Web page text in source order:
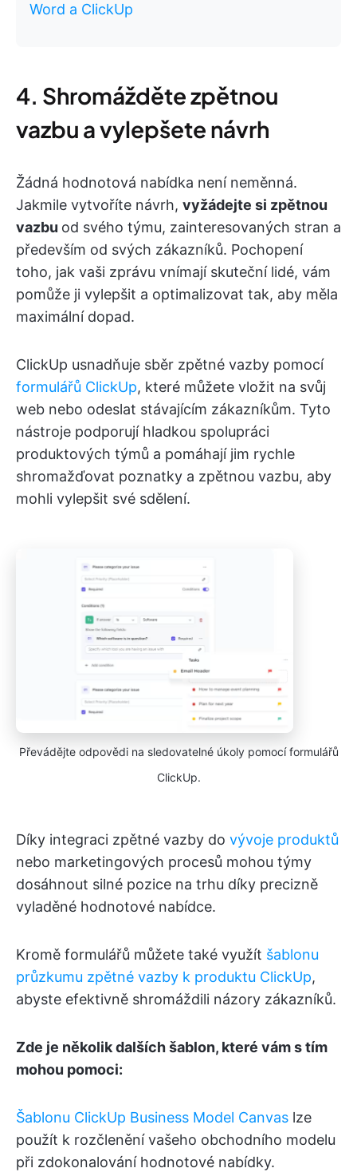
Word a ClickUp
4. Shromážděte zpětnou
vazbu a vylepšete návrh
Žádná hodnotová nabídka není neměnná.
Jakmile vytvoříte návrh, vyžádejte si zpětnou
vazbu od svého týmu, zainteresovaných stran a
především od svých zákazníků. Pochopení
toho, jak vaši zprávu vnímají skuteční lidé, vám
pomůže ji vylepšit a optimalizovat tak, aby měla
maximální dopad.
ClickUp usnadňuje sběr zpětné vazby pomocí
formulářů ClickUp, které můžete vložit na svůj
web nebo odeslat stávajícím zákazníkům. Tyto
nástroje podporují hladkou spolupráci
produktových týmů a pomáhají jim rychle
shromažďovat poznatky a zpětnou vazbu, aby
mohli vylepšit své sdělení.
Převádějte odpovědi na sledovatelné úkoly pomocí formulářů
ClickUp.
Díky integraci zpětné vazby do vývoje produktů
nebo marketingových procesů mohou týmy
dosáhnout silné pozice na trhu díky precizně
vyladěné hodnotové nabídce.
Kromě formulářů můžete také využít šablonu
průzkumu zpětné vazby k produktu ClickUp,
abyste efektivně shromáždili názory zákazníků.
Zde je několik dalších šablon, které vám s tím
mohou pomoci:
Šablonu ClickUp Business Model Canvas lze
použít k rozčlenění vašeho obchodního modelu
při zdokonalování hodnotové nabídky.